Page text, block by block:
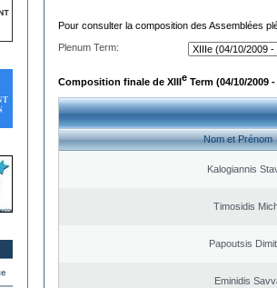
Pour consulter la composition des Assemblées
Plenum Term:
Composition finale de XIIIe Term (04/10/2009 -
Nom et Prénom
Kalogiannis
Timosidis
Papoutsis
Eminidis